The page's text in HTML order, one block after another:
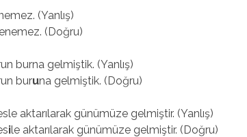
(Yanlış)
(Doğru)
burna gelmiştik. (Yanlış)
buruna gelmiştik. (Doğru)
aktarılarak günümüze gelmiştir. (Yanlış)
ile aktarılarak günümüze gelmiştir. (Doğru)